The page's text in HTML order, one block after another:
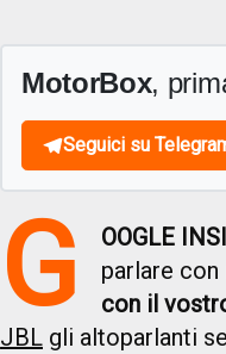
MotorBox,
Seguici su
G OOGLE
parlare
con il
JBL gli altoparlanti